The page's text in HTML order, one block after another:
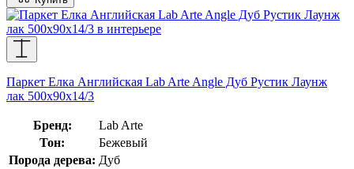
Паркет Елка Английская Lab Arte Angle Дуб Рустик Лаунж
лак 500х90х14/3
Бренд:
Lab Arte
Тон:
Бежевый
Порода дерева: Дуб